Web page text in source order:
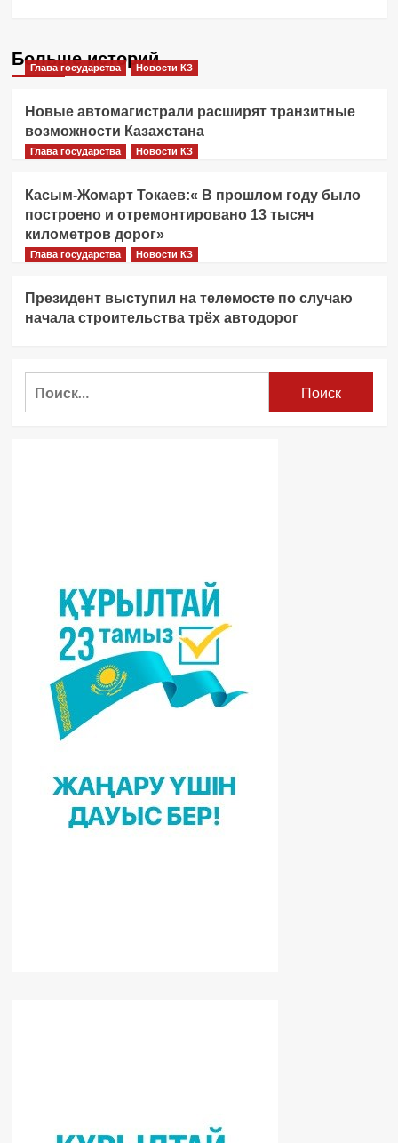
Больше историй
Глава государства Новости КЗ
Новые автомагистрали расширят транзитные
возможности Казахстана
Глава государства Новости КЗ
Касым-Жомарт Токаев:« В прошлом году было
построено и отремонтировано 13 тысяч
километров дорог»
Глава государства Новости КЗ
Президент выступил на телемосте по случаю
начала строительства трёх автодорог